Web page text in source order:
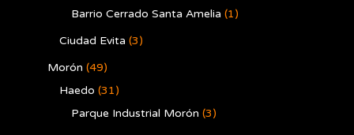
Barrio Cerrado Santa Amelia (1)
Ciudad Evita (3)
Morón (49)
Haedo (31)
Parque Industrial Morón (3)